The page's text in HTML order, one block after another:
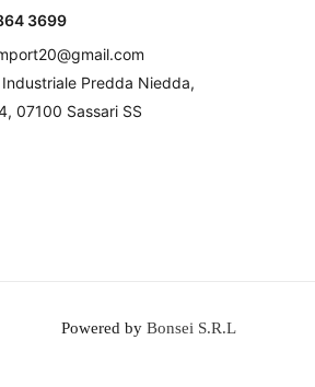
3699
Predda Niedda,
07100 Sassari SS
Powered by Bonsei S.R.L